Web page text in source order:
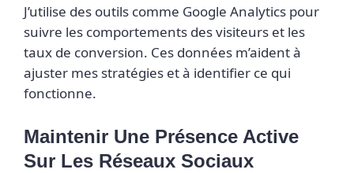
J’utilise des outils comme Google Analytics pour
suivre les comportements des visiteurs et les
taux de conversion. Ces données m’aident à
ajuster mes stratégies et à identifier ce qui
fonctionne.
Maintenir Une Présence Active
Sur Les Réseaux Sociaux